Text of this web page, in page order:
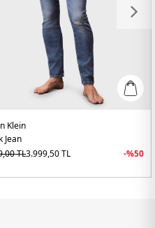
Klein
Jean
TL3.999,50TL -%50